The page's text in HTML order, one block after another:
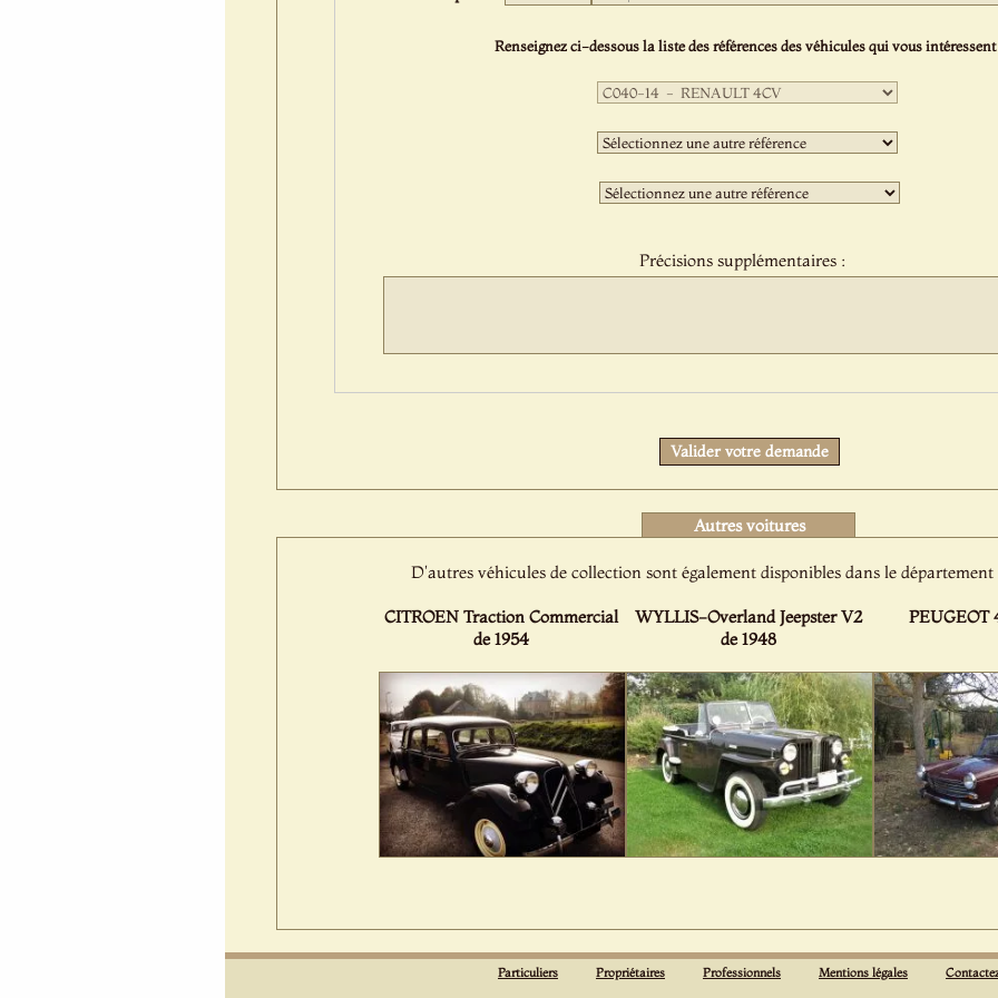
Renseignez ci-dessous la liste des références des véhicules qui vous
Première
sélection
:Deuxième
sélection
:Troisième
sélection
Précisions supplémentaires :
Valider votre demande
Autres voitures
D'autres véhicules de collection sont également disponibles dans le
CITROEN Traction Commercial
de 1954
WYLLIS-Overland Jeepster V2
de 1948
PEUGEOT
Particuliers Propriétaires Professionnels Mentions légales